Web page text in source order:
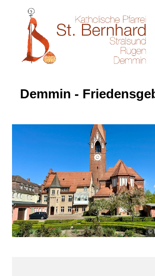
Demmin -
©